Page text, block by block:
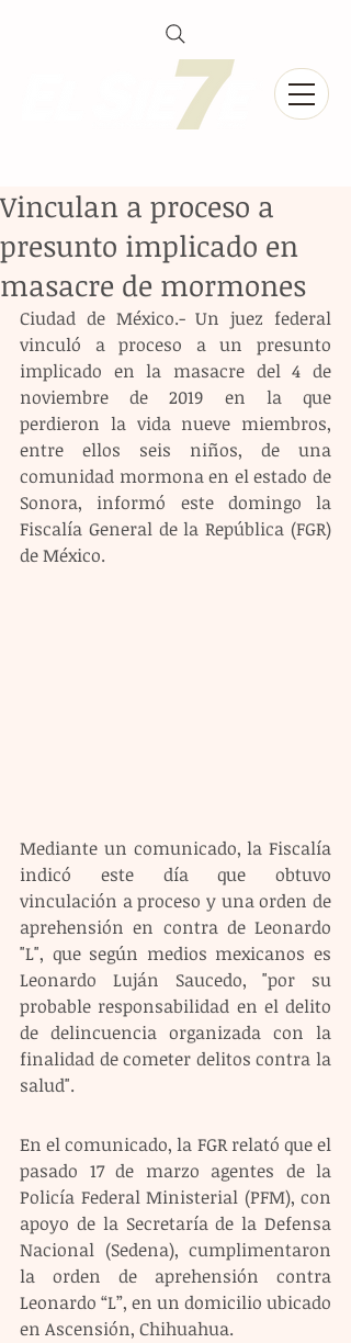
Vinculan a proceso a
presunto implicado en
masacre de mormones
Ciudad de México.- Un juez federal
vinculó a proceso a un presunto
implicado en la masacre del 4 de
noviembre de 2019 en la que
perdieron la vida nueve miembros,
entre ellos seis niños, de una
comunidad mormona en el estado de
Sonora, informó este domingo la
Fiscalía General de la República (FGR)
de México.
Mediante un comunicado, la Fiscalía
indicó este día que obtuvo
vinculación a proceso y una orden de
aprehensión en contra de Leonardo
"L", que según medios mexicanos es
Leonardo Luján Saucedo, "por su
probable responsabilidad en el delito
de delincuencia organizada con la
finalidad de cometer delitos contra la
salud".
En el comunicado, la FGR relató que el
pasado 17 de marzo agentes de la
Policía Federal Ministerial (PFM), con
apoyo de la Secretaría de la Defensa
Nacional (Sedena), cumplimentaron
la orden de aprehensión contra
Leonardo “L”, en un domicilio ubicado
en Ascensión, Chihuahua.